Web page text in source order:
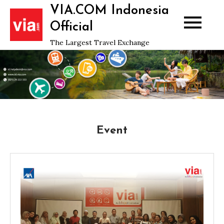
Skip
content
VIA.COM Indonesia
Official
The Largest Travel Exchange
Event